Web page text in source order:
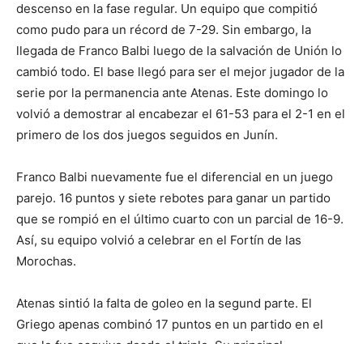
descenso en la fase regular. Un equipo que compitió
como pudo para un récord de 7-29. Sin embargo, la
llegada de Franco Balbi luego de la salvación de Unión lo
cambió todo. El base llegó para ser el mejor jugador de la
serie por la permanencia ante Atenas. Este domingo lo
volvió a demostrar al encabezar el 61-53 para el 2-1 en el
primero de los dos juegos seguidos en Junín.
Franco Balbi nuevamente fue el diferencial en un juego
parejo. 16 puntos y siete rebotes para ganar un partido
que se rompió en el último cuarto con un parcial de 16-9.
Así, su equipo volvió a celebrar en el Fortín de las
Morochas.
Atenas sintió la falta de goleo en la segund parte. El
Griego apenas combinó 17 puntos en un partido en el